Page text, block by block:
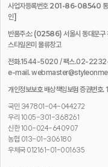
사업자등록번호 201-86-08540 통
인]
반품주소: (02586) 서울시 동대문구
스타일온미 물류창고
전화.1544-5020 / 팩스.02-
e-mail.
개인정보보호 배상책임보험 증권번
국민 347801-04-044272
우리 1005-301-368261
신한 100-024-640907
농협 013-01-306180
우체국 012161-01-001635